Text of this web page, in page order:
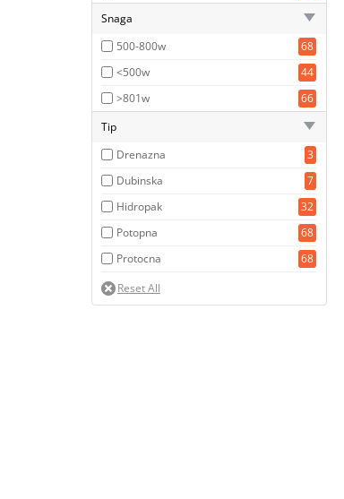
Snaga
500-800w
68
<500w
44
>801w
66
Tip
Drenazna
3
Dubinska
7
Hidropak
32
Potopna
68
Protocna
68